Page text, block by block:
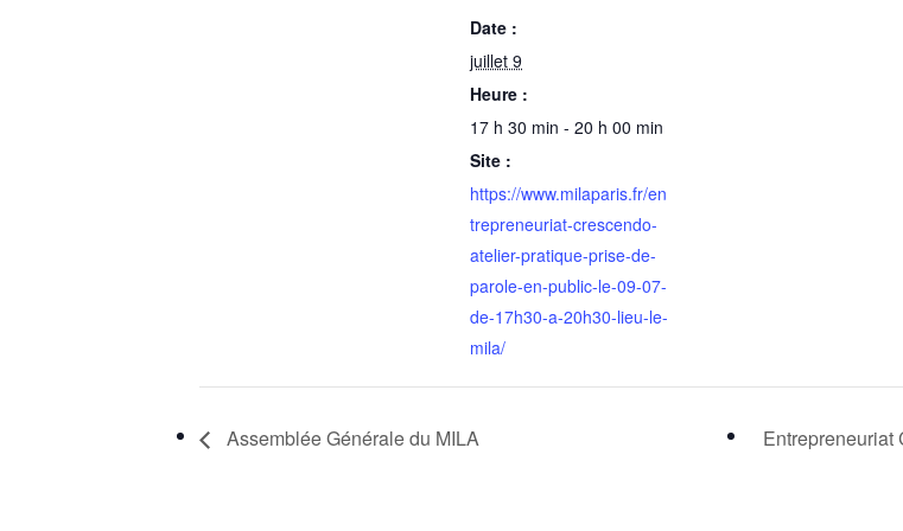
Date :
juillet 9
Heure :
17 h 30 min - 20 h 00 min
Site :
https://www.milaparis.fr/en
trepreneuriat-crescendo-
atelier-pratique-prise-de-
parole-en-public-le-09-07-
de-17h30-a-20h30-lieu-le-
mila/
Assemblée Générale du MILA Entrepreneuriat